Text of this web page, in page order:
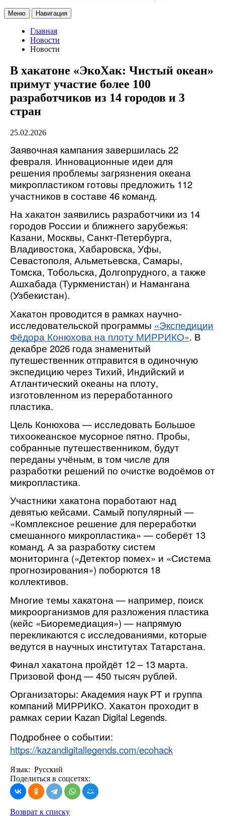
Меню Навигация
Главная
Новости
Новости
В хакатоне «ЭкоХак: Чистый океан»
примут участие более 100
разработчиков из 14 городов и 3
стран
25.02.2026
Заявочная кампания завершилась 22
февраля. Инновационные идеи для
решения проблемы загрязнения океана
микропластиком готовы предложить 112
участников в составе 46 команд.
На хакатон заявились разработчики из 14
городов России и ближнего зарубежья:
Казани, Москвы, Санкт-Петербурга,
Владивостока, Хабаровска, Уфы,
Севастополя, Альметьевска, Самары,
Томска, Тобольска, Долгопрудного, а также
Ашхабада (Туркменистан) и Намангана
(Узбекистан).
Хакатон проводится в рамках научно-
исследовательской программы «Экспедиции
Фёдора Конюхова на плоту МИРРИКО». В
декабре 2026 года знаменитый
путешественник отправится в одиночную
экспедицию через Тихий, Индийский и
Атлантический океаны на плоту,
изготовленном из переработанного
пластика.
Цель Конюхова — исследовать Большое
тихоокеанское мусорное пятно. Пробы,
собранные путешественником, будут
переданы учёным, в том числе для
разработки решений по очистке водоёмов от
микропластика.
Участники хакатона поработают над
девятью кейсами. Самый популярный —
«Комплексное решение для переработки
смешанного микропластика» — соберёт 13
команд. А за разработку систем
мониторинга («Детектор помех» и «Система
прогнозирования») поборются 18
коллективов.
Многие темы хакатона — например, поиск
микроорганизмов для разложения пластика
(кейс «Биоремедиация») — напрямую
перекликаются с исследованиями, которые
ведутся в научных институтах Татарстана.
Финал хакатона пройдёт 12 – 13 марта.
Призовой фонд — 450 тысяч рублей.
Организаторы: Академия наук РТ и группа
компаний МИРРИКО. Хакатон проходит в
рамках серии Kazan Digital Legends.
Подробнее о событии:
https://kazandigitallegends.com/ecohack
Язык: Русский
Поделиться в соцсетях:
Возврат к списку